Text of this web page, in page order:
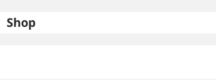
Shop